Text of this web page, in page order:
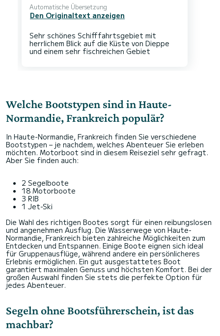
Automatische Übersetzung
Den Originaltext anzeigen
Sehr schönes Schifffahrtsgebiet mit
herrlichem Blick auf die Küste von Dieppe
Welche Bootstypen sind in Haute-
Normandie, Frankreich populär?
In Haute-Normandie, Frankreich finden Sie verschiedene
Bootstypen – je nachdem, welches Abenteuer Sie erleben
möchten. Motorboot sind in diesem Reiseziel sehr gefragt.
Aber Sie finden auch:
2 Segelboote
18 Motorboote
3 RIB
1 Jet-Ski
Die Wahl des richtigen Bootes sorgt für einen reibungslosen
und angenehmen Ausflug. Die Wasserwege von Haute-
Normandie, Frankreich bieten zahlreiche Möglichkeiten zum
Entdecken und Entspannen. Einige Boote eignen sich ideal
für Gruppenausflüge, während andere ein persönlicheres
Erlebnis ermöglichen. Ein gut ausgestattetes Boot
garantiert maximalen Genuss und höchsten Komfort. Bei der
großen Auswahl finden Sie stets die perfekte Option für
jedes Abenteuer.
Segeln ohne Bootsführerschein, ist das
machbar?